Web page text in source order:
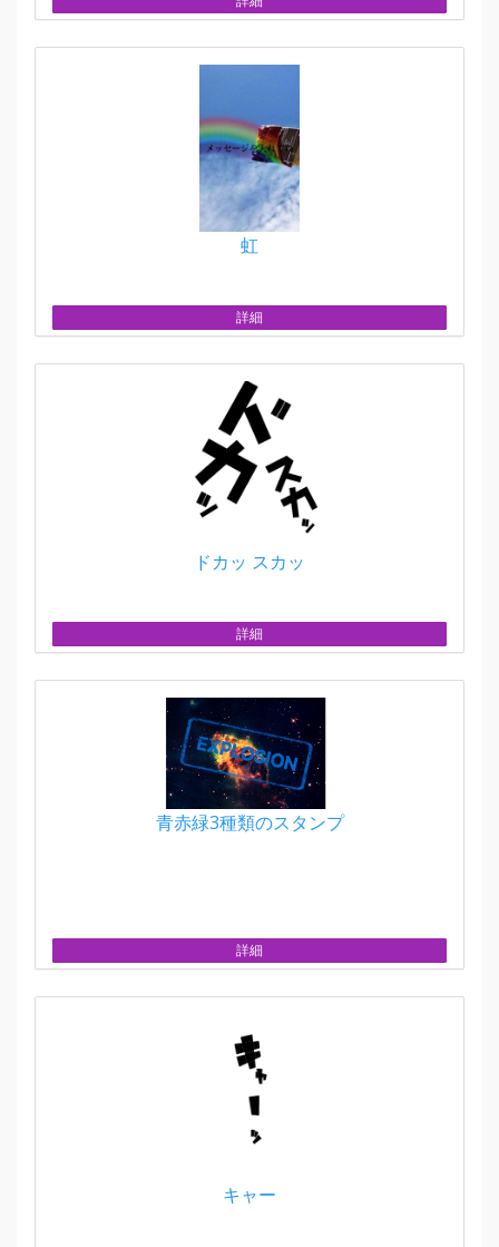
虹
詳細
ドカッ スカッ
詳細
青赤緑3種類のスタンプ
詳細
キャー